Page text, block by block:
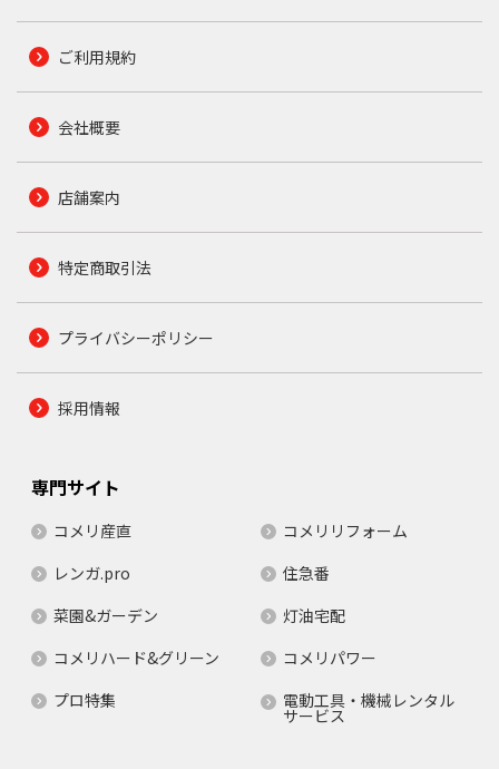
ご利用規約
会社概要
店舗案内
特定商取引法
プライバシーポリシー
採用情報
専門サイト
コメリ産直
コメリリフォーム
レンガ.pro
住急番
菜園&ガーデン
灯油宅配
コメリハード&グリーン
コメリパワー
プロ特集
電動工具・機械レンタル
サービス